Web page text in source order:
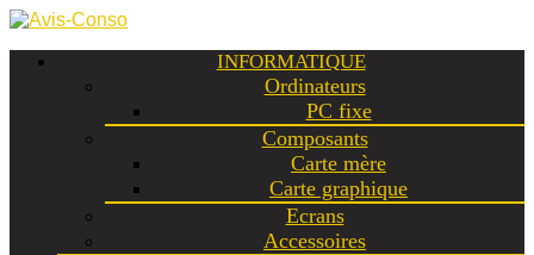
INFORMATIQUE
Ordinateurs
PC fixe
Composants
Carte mère
Carte graphique
Ecrans
Accessoires